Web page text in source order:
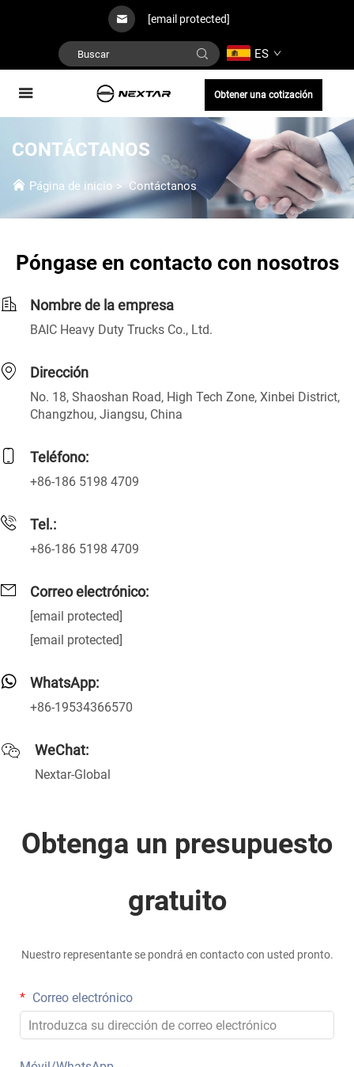
[email protected]
ES
Obtener una cotización
CONTÁCTANOS
Página de inicio > Contáctanos
Póngase en contacto con nosotros
Nombre de la empresa
BAIC Heavy Duty Trucks Co., Ltd.
Dirección
No. 18, Shaoshan Road, High Tech Zone, Xinbei District,
Changzhou, Jiangsu, China
Teléfono:
+86-186 5198 4709
Tel.:
+86-186 5198 4709
Correo electrónico:
[email protected]
[email protected]
WhatsApp:
+86-19534366570
WeChat:
Nextar-Global
Obtenga un presupuesto
gratuito
Nuestro representante se pondrá en contacto con usted pronto.
Correo electrónico